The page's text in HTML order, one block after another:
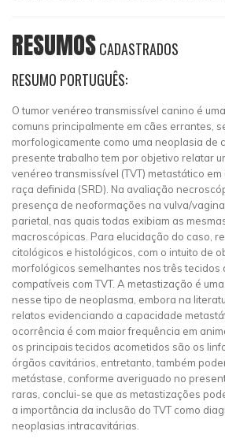
RESUMOSCADASTRADOS
RESUMO PORTUGUÊS:
O tumor venéreo transmissível canino é
comuns principalmente em cães errantes,
morfologicamente como uma neoplasia de
presente trabalho tem por objetivo relatar
venéreo transmissível (TVT) metastático
raça definida (SRD). Na avaliação
presença de neoformações na vulva/
parietal, nas quais todas exibiam as
macroscópicas. Para elucidação do caso,
citológicos e histológicos, com o intuito de
morfológicos semelhantes nos três tecidos
compatíveis com TVT. A metastização é
nesse tipo de neoplasma, embora na
relatos evidenciando a capacidade
ocorrência é com maior frequência em
os principais tecidos acometidos são os
órgãos cavitários, entretanto, também
metástase, conforme averiguado no
raras, conclui-se que as metastizações
a importância da inclusão do TVT como
neoplasias intracavitárias.